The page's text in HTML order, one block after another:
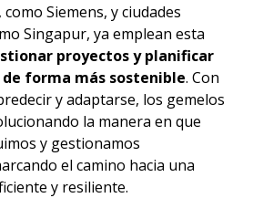
Siemens, y ciudades
Singapur, ya emplean esta
proyectos y planificar
forma más sostenible. Con
y adaptarse, los gemelos
la manera en que
y gestionamos
el camino hacia una
y resiliente.